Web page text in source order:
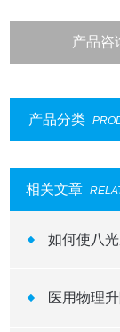
产品咨
产品分类
相关文章
如何使八
医用物理